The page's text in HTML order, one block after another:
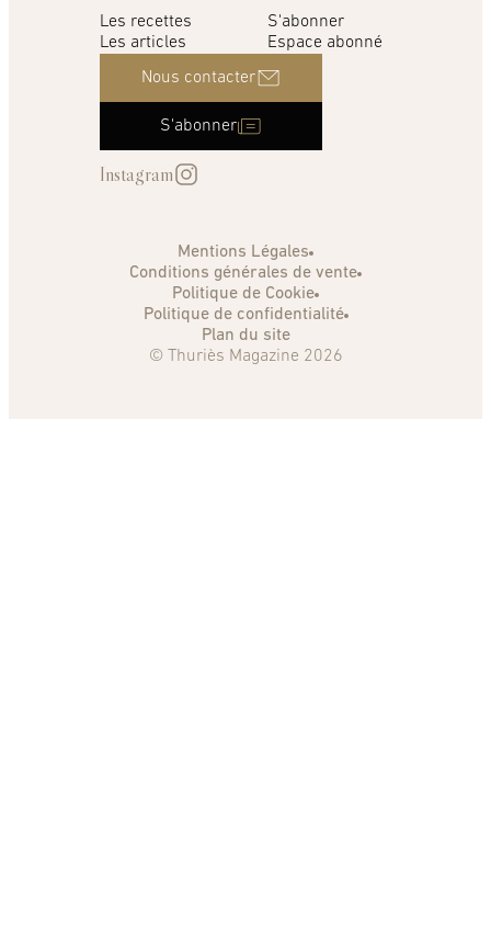
Les recettes
Les articles
S'abonner
Espace abonné
Nous contacter
S'abonner
Instagram
Mentions Légales
Conditions générales de vente
Politique de Cookie
Politique de confidentialité
Plan du site
© Thuriès Magazine 2026